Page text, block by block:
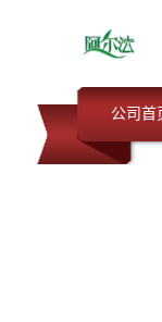
公司首